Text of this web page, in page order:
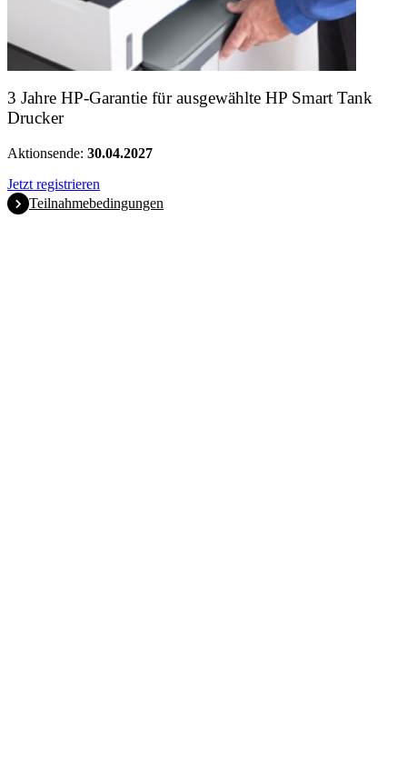
3 Jahre HP-Garantie für ausgewählte HP Smart Tank
Drucker
Aktionsende: 30.04.2027
Jetzt registrieren
Teilnahmebedingungen